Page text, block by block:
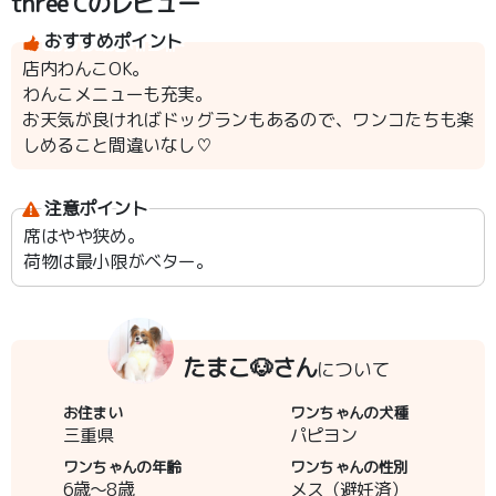
おすすめポイント
店内わんこOK。
わんこメニューも充実。
お天気が良ければドッグランもあるので、ワンコたちも楽
しめること間違いなし♡
注意ポイント
席はやや狭め。
荷物は最小限がベター。
たまこ🐶さんについて
お住まい
三重県
ワンちゃんの犬種
パピヨン
ワンちゃんの年齢
6歳～8歳
ワンちゃんの性別
メス（避妊済）